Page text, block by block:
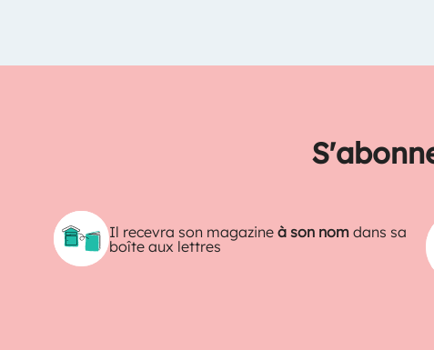
Il recevra son magazineà son nom dans sa
boîte aux lettres